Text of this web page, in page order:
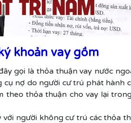
khoản vay gồm
gọi là thỏa thuận vay nước
nợ do người cư trú phát
theo thỏa thuận cho vay lại
người không cư trú các thỏa